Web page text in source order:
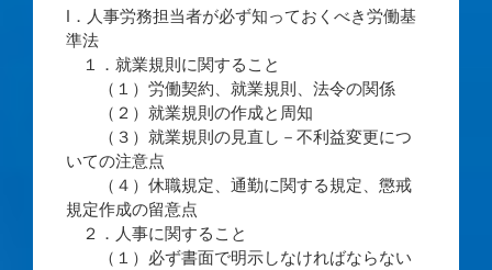
Ⅰ．人事労務担当者が必ず知っておくべき労働基
準法
１．就業規則に関すること
（１）労働契約、就業規則、法令の関係
（２）就業規則の作成と周知
（３）就業規則の見直し－不利益変更につ
いての注意点
（４）休職規定、通勤に関する規定、懲戒
規定作成の留意点
２．人事に関すること
（１）必ず書面で明示しなければならない